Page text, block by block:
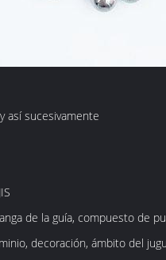
así sucesivamente
de la guía, compuesto de
decoración, ámbito del